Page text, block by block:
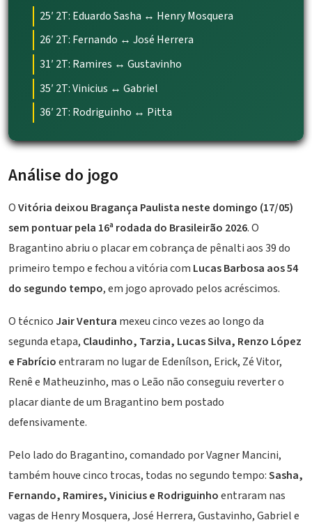
25′ 2T: Eduardo Sasha ↔ Henry Mosquera
26′ 2T: Fernando ↔ José Herrera
31′ 2T: Ramires ↔ Gustavinho
35′ 2T: Vinicius ↔ Gabriel
36′ 2T: Rodriguinho ↔ Pitta
Análise do jogo
OVitória deixou Bragança Paulista neste domingo (17/05)
sem pontuar pela 16ª rodada do Brasileirão 2026. O
Bragantino abriu o placar em cobrança de pênalti aos 39 do
primeiro tempo e fechou a vitória com Lucas Barbosa aos 54
do segundo tempo, em jogo aprovado pelos acréscimos.
O técnicoJair Ventura mexeu cinco vezes ao longo da
segunda etapa, Claudinho, Tarzia, Lucas Silva, Renzo López
e Fabrícioentraram no lugar de Edenílson, Erick, Zé Vitor,
Renê e Matheuzinho, mas o Leão não conseguiu reverter o
placar diante de um Bragantino bem postado
defensivamente.
Pelo lado do Bragantino, comandado por Vagner Mancini,
também houve cinco trocas, todas no segundo tempo:Sasha,
Fernando, Ramires, Vinicius e Rodriguinhoentraram nas
vagas de Henry Mosquera, José Herrera, Gustavinho, Gabriel e